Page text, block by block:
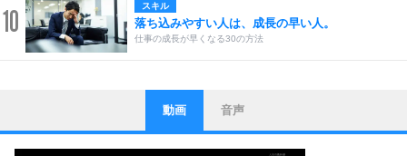
10 スキル
落ち込みやすい人は、成長の早い人。
仕事の成長が早くなる30の方法
1
ストレス対策
他人と比べない。
いっそのこと、他人を見ない。
動画 音声